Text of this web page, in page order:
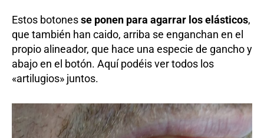
Estos botonesse ponen para agarrar los elásticos,
que también han caido, arriba se enganchan en el
propio alineador, que hace una especie de gancho y
abajo en el botón. Aquí podéis ver todos los
«artilugios» juntos.